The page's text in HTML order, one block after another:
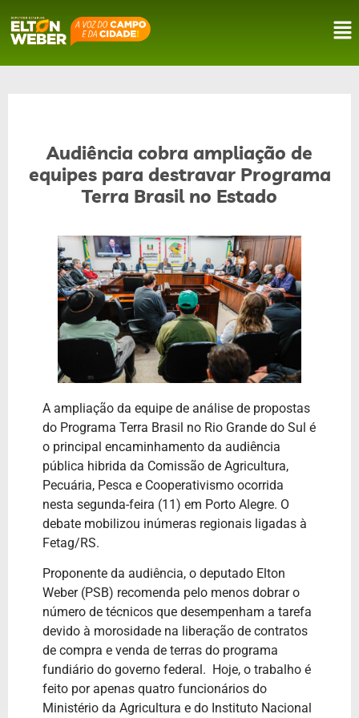
Audiência cobra ampliação de
equipes para destravar Programa
Terra Brasil no Estado
A ampliação da equipe de análise de propostas
do Programa Terra Brasil no Rio Grande do Sul é
o principal encaminhamento da audiência
pública hibrida da Comissão de Agricultura,
Pecuária, Pesca e Cooperativismo ocorrida
nesta segunda-feira (11) em Porto Alegre. O
debate mobilizou inúmeras regionais ligadas à
Fetag/RS.
Proponente da audiência, o deputado Elton
Weber (PSB) recomenda pelo menos dobrar o
número de técnicos que desempenham a tarefa
devido à morosidade na liberação de contratos
de compra e venda de terras do programa
fundiário do governo federal. Hoje, o trabalho é
feito por apenas quatro funcionários do
Ministério da Agricultura e do Instituto Nacional